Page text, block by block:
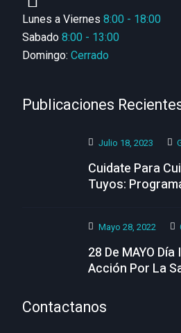
Lunes a Viernes 8:00 - 18:00
Sabado 8:00 - 13:00
Domingo: Cerrado
Publicaciones
Julio 18, 2023
Cuidate Para
Tuyos:
Mayo 28, 2022
28 De MAYO
Acción Por La
Contactanos